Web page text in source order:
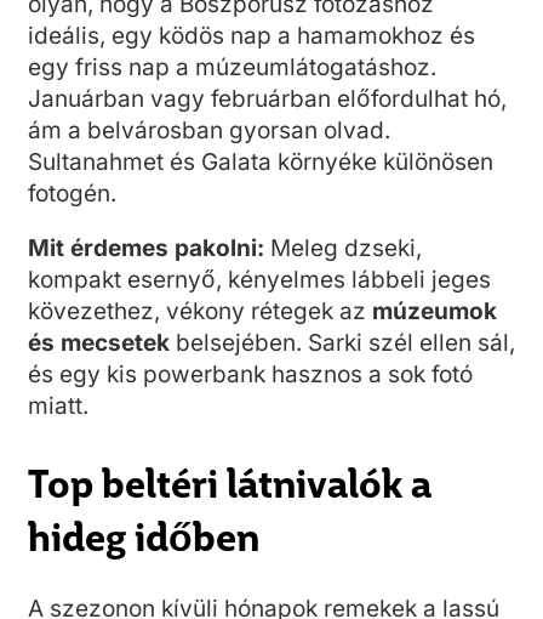
ideális, egy ködös nap a hamamokhoz és
egy friss nap a múzeumlátogatáshoz.
Januárban vagy februárban előfordulhat hó,
ám a belvárosban gyorsan olvad.
Sultanahmet és Galata környéke különösen
fotogén.
Mit érdemes pakolni: Meleg dzseki,
kompakt esernyő, kényelmes lábbeli jeges
kövezethez, vékony rétegek az múzeumok
és mecsetek belsejében. Sarki szél ellen sál,
és egy kis powerbank hasznos a sok fotó
miatt.
Top beltéri látnivalók a
hideg időben
A szezonon kívüli hónapok remekek a lassú